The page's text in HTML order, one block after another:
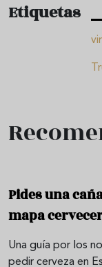
Etiquetas
Pides una
mapa
Una guía por los
pedir cerveza en